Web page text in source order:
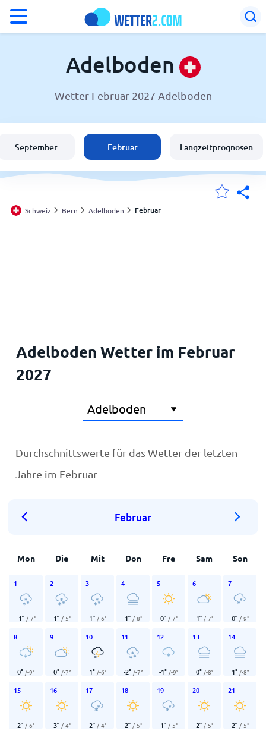
Wetter in Adelboden
Deutschland
Österreich
Adelboden
Wetter Februar 2027 Adelboden
September Februar Langzeitprognosen
Schweiz Bern Adelboden Februar
Adelboden Wetter im Februar
2027
Durchschnittswerte für das Wetter der letzten
Jahre im Februar
Februar
Mon Die Mit Don Fre Sam Son
1
-1° /-7°
2
1° /-5°
3
1° /-6°
4
1° /-8°
5
0° /-7°
6
1° /-7°
7
0° /-9°
8
0° /-9°
9
0° /-7°
10
1° /-6°
11
-2° /-7°
12
-1° /-9°
13
0° /-8°
14
1° /-8°
15
2° /-6°
16
3° /-4°
17
2° /-4°
18
2° /-5°
19
1° /-5°
20
2° /-5°
21
2° /-5°